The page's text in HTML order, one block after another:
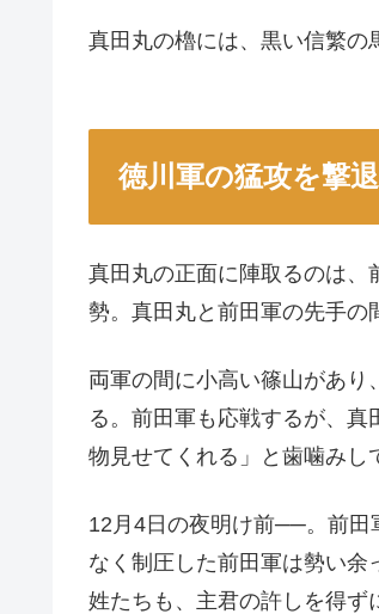
真田丸の櫓には、黒い信繁の
徳川軍の猛攻を撃退
真田丸の正面に陣取るのは、
勢。真田丸と前田軍の先手の
両軍の間に小高い篠山があり
る。前田軍も応戦するが、
物見せてくれる」と歯噛みし
12月4日の夜明け前──。前田
なく制圧した前田軍は勢い
姓たちも、主君の許しを得ず